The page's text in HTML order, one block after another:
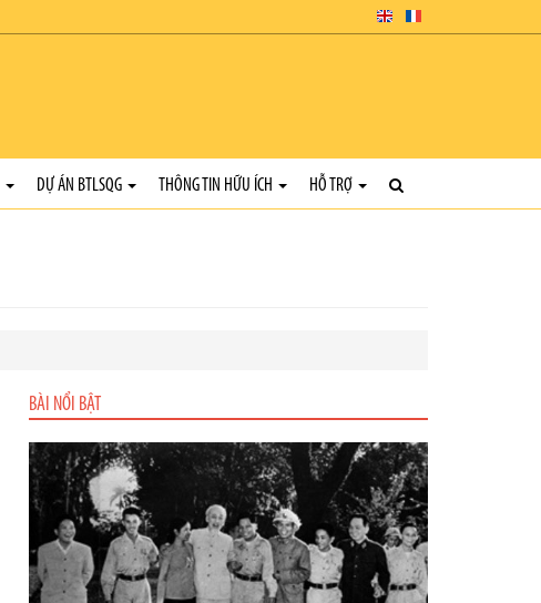
DỰ ÁN BTLSQG THÔNG TIN HỮU ÍCH HỖ TRỢ
BÀI NỔI BẬT